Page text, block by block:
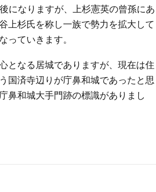
になりますが、上杉憲英の曾孫にあ
上杉氏を称し一族で勢力を拡大して
っていきます。
となる居城でありますが、現在は住
国済寺辺りが庁鼻和城であったと思
鼻和城大手門跡の標識がありまし